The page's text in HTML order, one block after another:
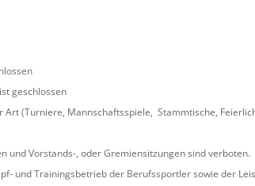
geschlossen
Art (Turniere, Mannschaftsspiele, Stammtische,
und Vorstands-, oder Gremiensitzungen sind verboten.
und Trainingsbetrieb der Berufssportler sowie der